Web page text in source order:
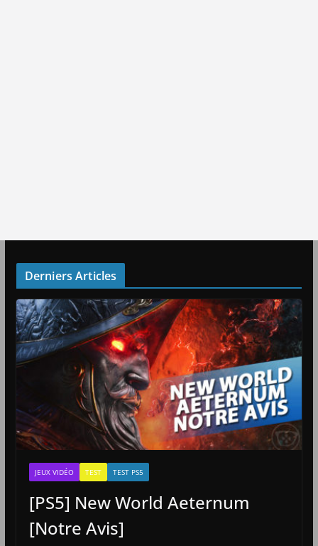
Derniers Articles
JEUX VIDÉO TEST TEST PS5
[PS5] New World Aeternum
[Notre Avis]